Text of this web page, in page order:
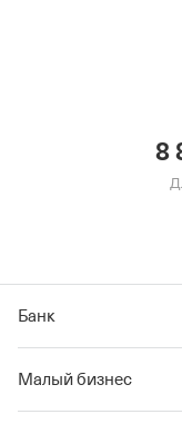
8
Банк
Малый бизнес